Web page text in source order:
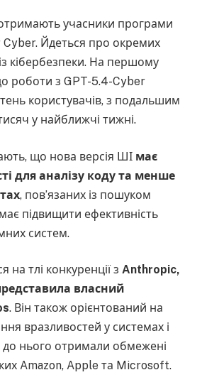
учасники програми
Йдеться про окремих
із кібербезпеки. На першому
роботи з GPT-5.4-Cyber
користувачів, з подальшим
у найближчі тижні.
що нова версія ШІ має
для аналізу коду та менше
, пов’язаних із пошуком
підвищити ефективність
систем.
на тлі конкуренції з Anthropic,
власний
. Він також орієнтований на
вразливостей у системах і
до нього отримали обмежені
Amazon, Apple та Microsoft.